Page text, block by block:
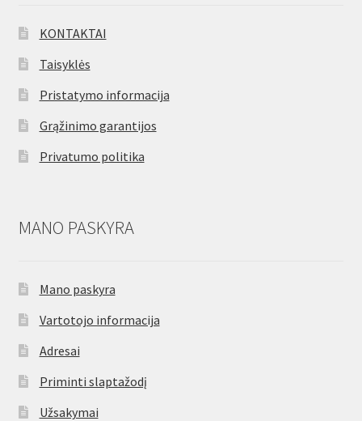
KONTAKTAI
Taisyklės
Pristatymo informacija
Grąžinimo garantijos
Privatumo politika
MANO PASKYRA
Mano paskyra
Vartotojo informacija
Adresai
Priminti slaptažodį
Užsakymai